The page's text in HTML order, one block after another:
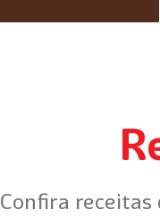
Confira